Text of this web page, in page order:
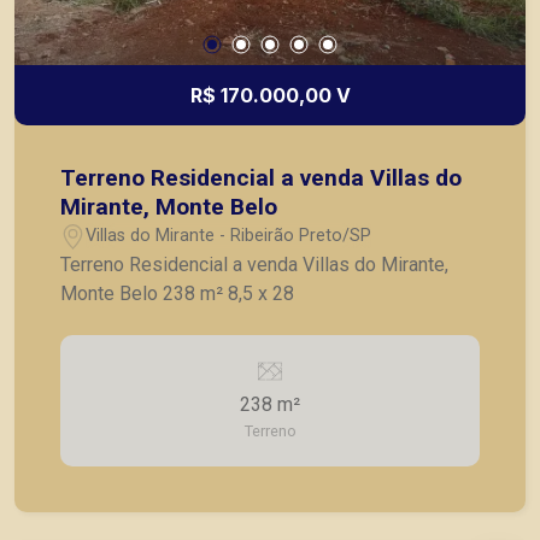
R$ 170.000,00 V
Terreno Residencial a venda Villas do
Mirante, Monte Belo
Villas do Mirante - Ribeirão Preto/SP
Terreno Residencial a venda Villas do Mirante,
Monte Belo 238 m² 8,5 x 28
238 m²
Terreno